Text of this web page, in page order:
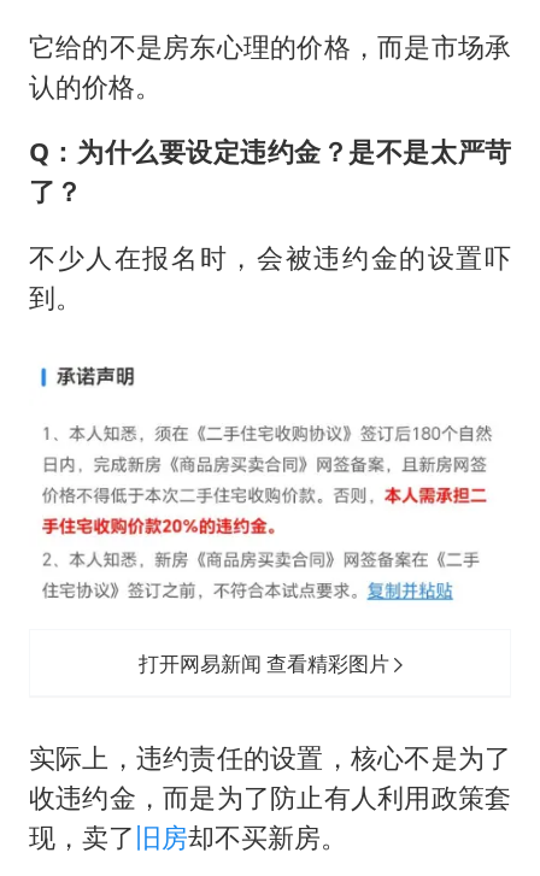
它给的不是房东心理的价格，而是市场承
认的价格。
Q：为什么要设定违约金？是不是太严苛
了？
不少人在报名时，会被违约金的设置吓
到。
打开网易新闻 查看精彩图片
实际上，违约责任的设置，核心不是为了
收违约金，而是为了防止有人利用政策套
现，卖了旧房却不买新房。